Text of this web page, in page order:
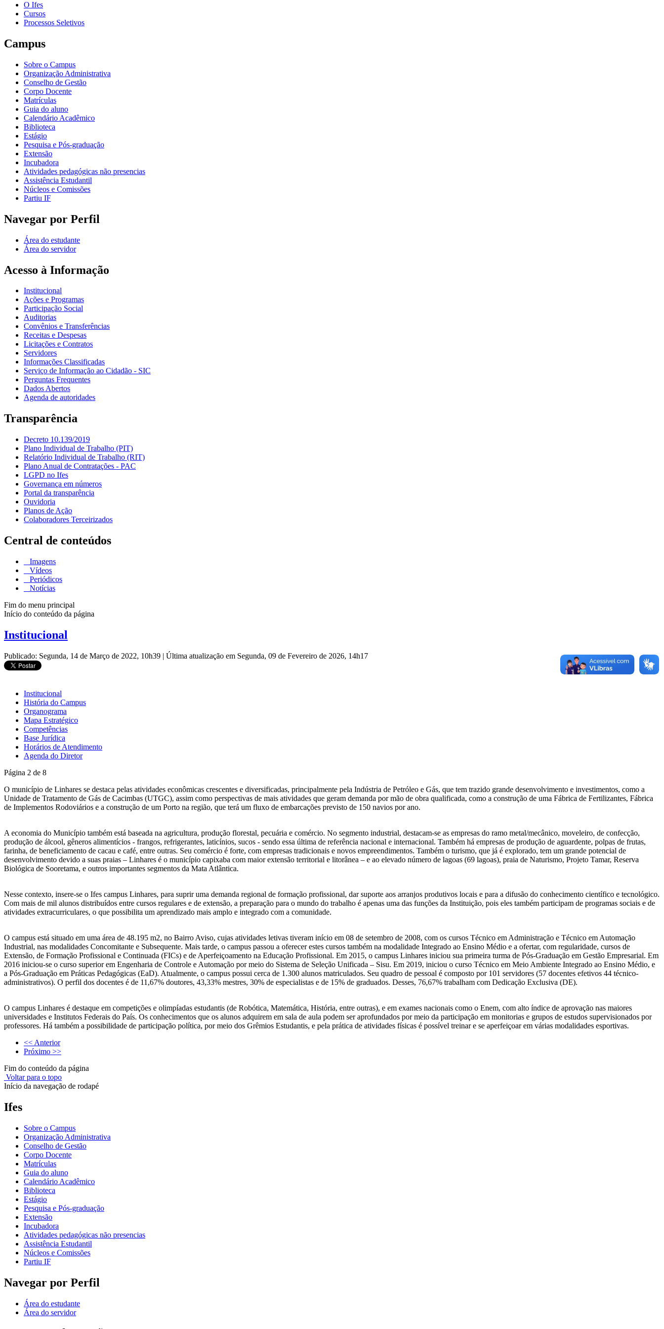
O Ifes
Cursos
Processos Seletivos
Campus
Sobre o Campus
Organização Administrativa
Conselho de Gestão
Corpo Docente
Matrículas
Guia do aluno
Calendário Acadêmico
Biblioteca
Estágio
Pesquisa e Pós-graduação
Extensão
Incubadora
Atividades pedagógicas não presencias
Assistência Estudantil
Núcleos e Comissões
Partiu IF
Navegar por Perfil
Área do estudante
Área do servidor
Acesso à Informação
Institucional
Ações e Programas
Participação Social
Auditorias
Convênios e Transferências
Receitas e Despesas
Licitações e Contratos
Servidores
Informações Classificadas
Serviço de Informação ao Cidadão - SIC
Perguntas Frequentes
Dados Abertos
Agenda de autoridades
Transparência
Decreto 10.139/2019
Plano Individual de Trabalho (PIT)
Relatório Individual de Trabalho (RIT)
Plano Anual de Contratações - PAC
LGPD no Ifes
Governança em números
Portal da transparência
Ouvidoria
Planos de Ação
Colaboradores Terceirizados
Central de conteúdos
Imagens
Vídeos
Periódicos
Notícias
Fim do menu principal
Início do conteúdo da página
Institucional
Publicado: Segunda, 14 de Março de 2022, 10h39 | Última atualização em Segunda, 09 de Fevereiro de 2026, 14h17
Institucional
História do Campus
Organograma
Mapa Estratégico
Competências
Base Jurídica
Horários de Atendimento
Agenda do Diretor
Página 2 de 8
O município de Linhares se destaca pelas atividades econômicas crescentes e diversificadas, principalmente pela Indústria de Petróleo e Gás, que tem trazido grande desenvolvimento e investimentos, como a
Unidade de Tratamento de Gás de Cacimbas (UTGC), assim como perspectivas de mais atividades que geram demanda por mão de obra qualificada, como a construção de uma Fábrica de Fertilizantes, Fábrica
de Implementos Rodoviários e a construção de um Porto na região, que terá um fluxo de embarcações previsto de 150 navios por ano.
A economia do Município também está baseada na agricultura, produção florestal, pecuária e comércio. No segmento industrial, destacam-se as empresas do ramo metal/mecânico, moveleiro, de confecção,
produção de álcool, gêneros alimentícios - frangos, refrigerantes, laticínios, sucos - sendo essa última de referência nacional e internacional. Também há empresas de produção de aguardente, polpas de frutas,
farinha, de beneficiamento de cacau e café, entre outras. Seu comércio é forte, com empresas tradicionais e novos empreendimentos. Também o turismo, que já é explorado, tem um grande potencial de
desenvolvimento devido a suas praias – Linhares é o município capixaba com maior extensão territorial e litorânea – e ao elevado número de lagoas (69 lagoas), praia de Naturismo, Projeto Tamar, Reserva
Biológica de Sooretama, e outros importantes segmentos da Mata Atlântica.
Nesse contexto, insere-se o Ifes campus Linhares, para suprir uma demanda regional de formação profissional, dar suporte aos arranjos produtivos locais e para a difusão do conhecimento científico e tecnológico.
Com mais de mil alunos distribuídos entre cursos regulares e de extensão, a preparação para o mundo do trabalho é apenas uma das funções da Instituição, pois eles também participam de programas sociais e de
atividades extracurriculares, o que possibilita um aprendizado mais amplo e integrado com a comunidade.
O campus está situado em uma área de 48.195 m2, no Bairro Aviso, cujas atividades letivas tiveram início em 08 de setembro de 2008, com os cursos Técnico em Administração e Técnico em Automação
Industrial, nas modalidades Concomitante e Subsequente. Mais tarde, o campus passou a oferecer estes cursos também na modalidade Integrado ao Ensino Médio e a ofertar, com regularidade, cursos de
Extensão, de Formação Profissional e Continuada (FICs) e de Aperfeiçoamento na Educação Profissional. Em 2015, o campus Linhares iniciou sua primeira turma de Pós-Graduação em Gestão Empresarial. Em
2016 iniciou-se o curso superior em Engenharia de Controle e Automação por meio do Sistema de Seleção Unificada – Sisu. Em 2019, iniciou o curso Técnico em Meio Ambiente Integrado ao Ensino Médio, e
a Pós-Graduação em Práticas Pedagógicas (EaD). Atualmente, o campus possui cerca de 1.300 alunos matriculados. Seu quadro de pessoal é composto por 101 servidores (57 docentes efetivos 44 técnico-
administrativos). O perfil dos docentes é de 11,67% doutores, 43,33% mestres, 30% de especialistas e de 15% de graduados. Desses, 76,67% trabalham com Dedicação Exclusiva (DE).
O campus Linhares é destaque em competições e olimpíadas estudantis (de Robótica, Matemática, História, entre outras), e em exames nacionais como o Enem, com alto índice de aprovação nas maiores
universidades e Institutos Federais do País. Os conhecimentos que os alunos adquirem em sala de aula podem ser aprofundados por meio da participação em monitorias e grupos de estudos supervisionados por
professores. Há também a possibilidade de participação política, por meio dos Grêmios Estudantis, e pela prática de atividades físicas é possível treinar e se aperfeiçoar em várias modalidades esportivas.
<< Anterior
Próximo >>
Fim do conteúdo da página
Voltar para o topo
Início da navegação de rodapé
Ifes
Sobre o Campus
Organização Administrativa
Conselho de Gestão
Corpo Docente
Matrículas
Guia do aluno
Calendário Acadêmico
Biblioteca
Estágio
Pesquisa e Pós-graduação
Extensão
Incubadora
Atividades pedagógicas não presencias
Assistência Estudantil
Núcleos e Comissões
Partiu IF
Navegar por Perfil
Área do estudante
Área do servidor